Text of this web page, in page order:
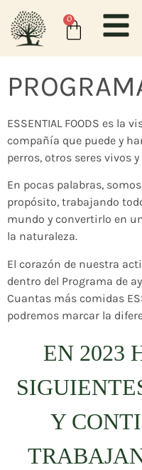
content
0
ESSENTIAL FOODS es
compañía que puede y
perros, otros seres vivos
En pocas palabras,
propósito, trabajando
mundo y convertirlo en
la naturaleza.
El corazón de nuestra
dentro del Programa de
Cuantas más comidas
podremos marcar la
EN 2023
Y